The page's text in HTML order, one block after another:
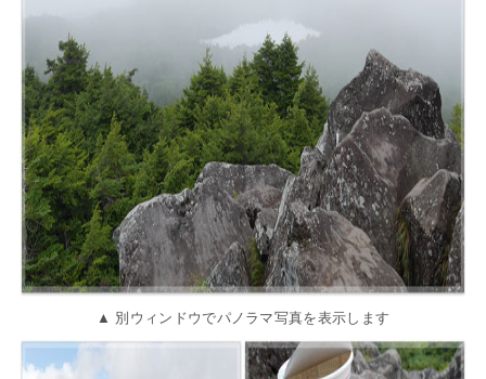
▲ 別ウィンドウでパノラマ写真を表示します